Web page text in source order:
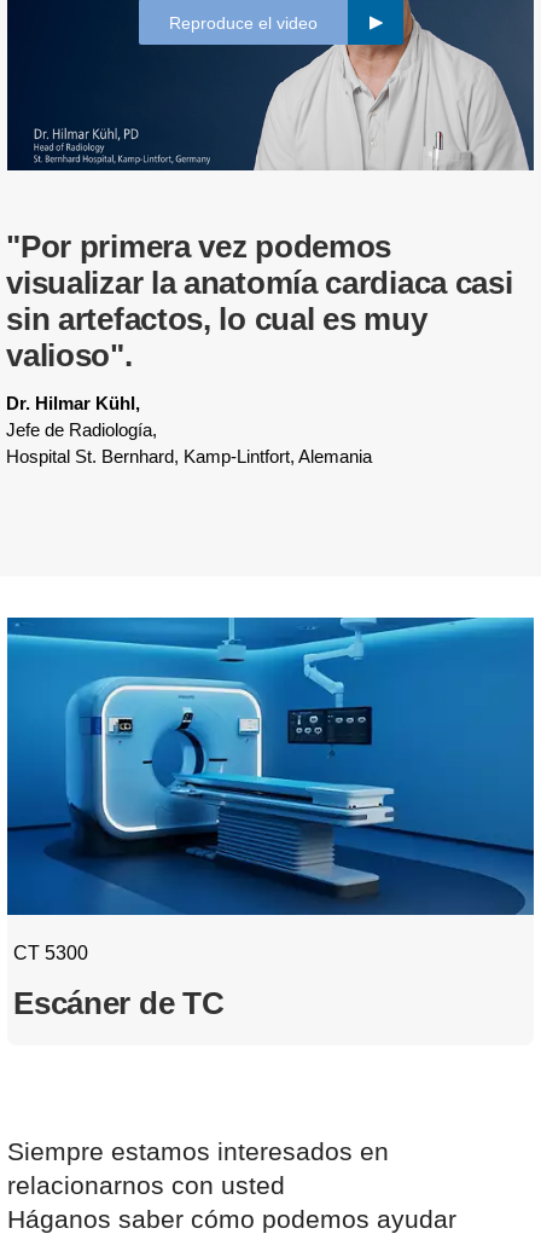
Reproduce el video
"Por primera vez podemos
visualizar la anatomía cardiaca casi
sin artefactos, lo cual es muy
valioso".
Dr. Hilmar Kühl,
Jefe de Radiología,
Hospital St. Bernhard, Kamp-Lintfort, Alemania
CT 5300
Escáner de TC
Siempre estamos interesados en
relacionarnos con usted
Háganos saber cómo podemos ayudar